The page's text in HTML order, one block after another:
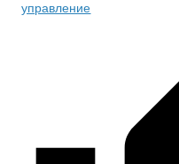
управление